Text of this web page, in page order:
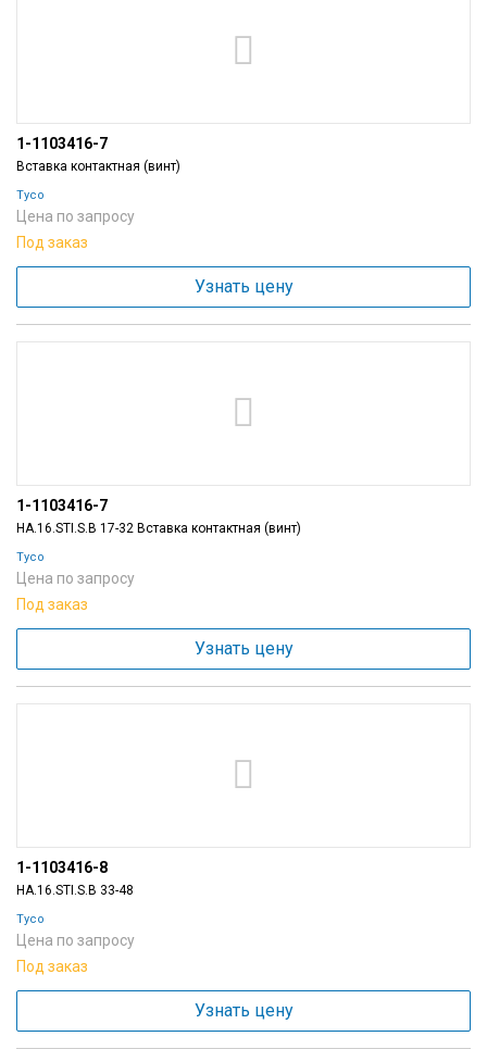
1-1103416-7
Вставка контактная (винт)
Tyco
Цена по запросу
Под заказ
Узнать цену
1-1103416-7
HA.16.STI.S.B 17-32 Вставка контактная (винт)
Tyco
Цена по запросу
Под заказ
Узнать цену
1-1103416-8
HA.16.STI.S.B 33-48
Tyco
Цена по запросу
Под заказ
Узнать цену